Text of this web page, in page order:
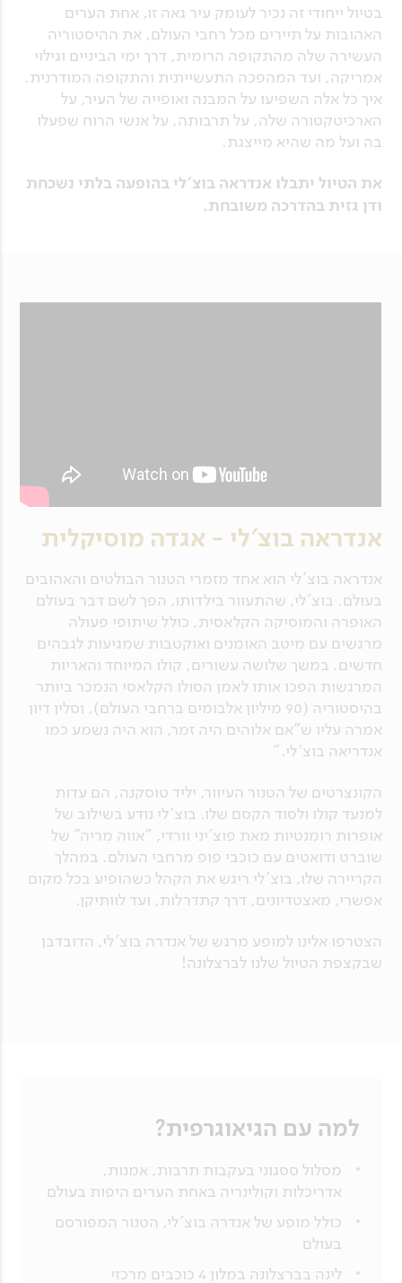
בטיול ייחודי זה נכיר לעומק עיר גאה זו, אחת הערים
האהובות על תיירים מכל רחבי העולם, את ההיסטוריה
העשירה שלה מהתקופה הרומית, דרך ימי הביניים וגילוי
אמריקה, ועד המהפכה התעשייתית והתקופה המודרנית.
איך כל אלה השפיעו על המבנה ואופייה של העיר, על
הארכיטקטורה שלה, על תרבותה, על אנשי הרוח שפעלו
בה ועל מה שהיא מייצגת.
את הטיול יתבלו אנדראה בוצ'לי בהופעה בלתי נשכחת
ודן גזית בהדרכה משובחת.
אנדראה בוצ'לי - אגדה מוסיקלית
אנדראה בוצ'לי הוא אחד מזמרי הטנור הבולטים והאהובים
בעולם. בוצ'לי, שהתעוור בילדותו, הפך לשם דבר בעולם
האופרה והמוסיקה הקלאסית, כולל שיתופי פעולה
מרגשים עם מיטב האומנים ואוקטבות שמגיעות לגבהים
חדשים. במשך שלושה עשורים, קולו המיוחד והאריות
המרגשות הפכו אותו לאמן הסולו הקלאסי הנמכר ביותר
בהיסטוריה (90 מיליון אלבומים ברחבי העולם), וסלין דיון
אמרה עליו ש"אם אלוהים היה זמר, הוא היה נשמע כמו
אנדריאה בוצ'לי."
הקונצרטים של הטנור העיוור, יליד טוסקנה, הם עדות
למנעד קולו ולסוד הקסם שלו. בוצ'לי נודע בשילוב של
אופרות רומנטיות מאת פוצ'יני וורדי, "אווה מריה" של
שוברט ודואטים עם כוכבי פופ מרחבי העולם. במהלך
הקריירה שלו, בוצ'לי ריגש את הקהל כשהופיע בכל מקום
אפשרי, מאצטדיונים, דרך קתדרלות, ועד לוותיקן.
הצטרפו אלינו למופע מרגש של אנדרה בוצ'לי, הדובדבן
שבקצפת הטיול שלנו לברצלונה!
למה עם הגיאוגרפית?
מסלול ססגוני בעקבות תרבות, אמנות,
אדריכלות וקולינריה באחת הערים היפות בעולם
כולל מופע של אנדרה בוצ'לי, הטנור המפורסם
בעולם
לינה בברצלונה במלון 4 כוכבים מרכזי